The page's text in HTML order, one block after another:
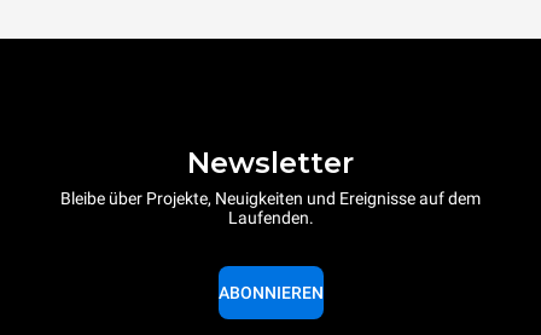
Newsletter
Bleibe über Projekte, Neuigkeiten und Ereignisse auf dem
Laufenden.
ABONNIEREN